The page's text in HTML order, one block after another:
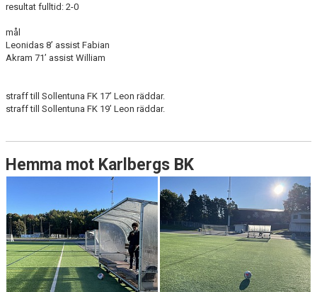
resultat fulltid: 2-0
mål
Leonidas 8’ assist Fabian
Akram 71’ assist William
straff till Sollentuna FK 17’ Leon räddar.
straff till Sollentuna FK 19’ Leon räddar.
Hemma mot Karlbergs BK